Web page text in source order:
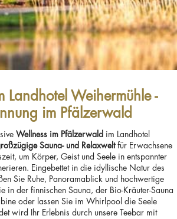
Landhotel Weihermühle -
im Pfälzerwald
Wellness im Pfälzerwald im Landhotel
Sauna- und Relaxweltfür Erwachsene
um Körper, Geist und Seele in entspannter
Eingebettet in die idyllische Natur des
Sie Ruhe, Panoramablick und hochwertige
in der finnischen Sauna, der Bio-Kräuter-Sauna
oder lassen Sie im Whirlpool die Seele
wird Ihr Erlebnis durch unsere Teebar mit